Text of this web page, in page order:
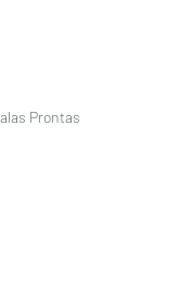
Prontas